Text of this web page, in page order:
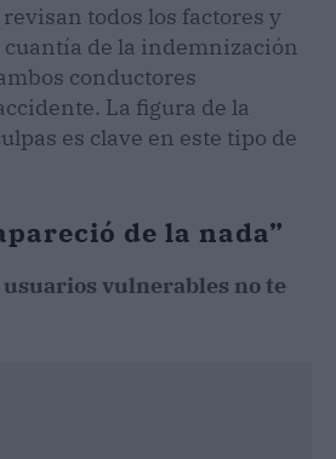
todos los factores y
de la indemnización
conductores
La figura de la
es clave en este tipo de
de la nada”
vulnerables no te